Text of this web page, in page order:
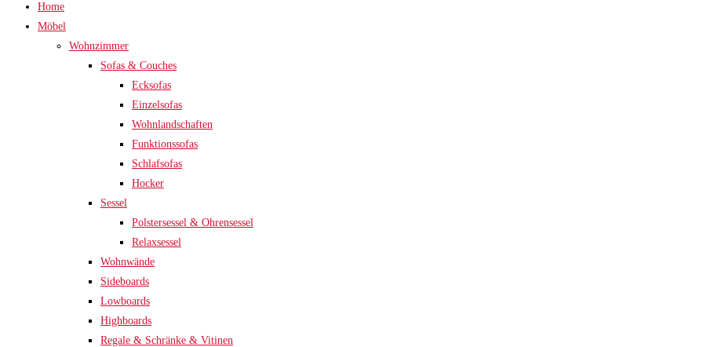
Home
Möbel
Wohnzimmer
Sofas & Couches
Ecksofas
Einzelsofas
Wohnlandschaften
Funktionssofas
Schlafsofas
Hocker
Sessel
Polstersessel & Ohrensessel
Relaxsessel
Wohnwände
Sideboards
Lowboards
Highboards
Regale & Schränke & Vitinen